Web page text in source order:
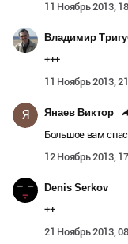
11 Ноябрь 2013,
Владимир
+++
11 Ноябрь 2013,
Я Янаев Виктор
Большое вам
12 Ноябрь 2013,
Denis Serkov
++
21 Ноябрь 2013,